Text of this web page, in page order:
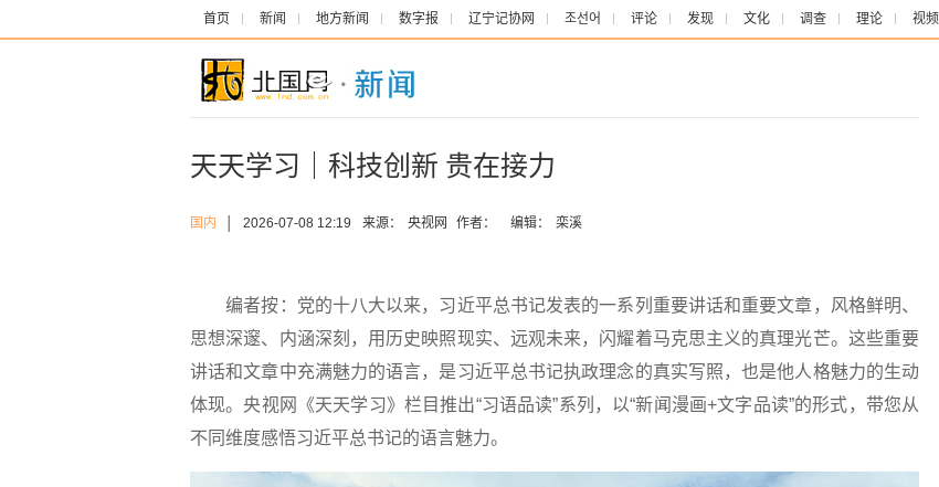
首页 新闻 地方新闻 数字报 辽宁记协网 조선어 评论 发现 文化 调查 理论 视频
天天学习｜科技创新 贵在接力
国内 2026-07-08 12:19 来源： 央视网 作者： 编辑： 栾溪
编者按：党的十八大以来，习近平总书记发表的一系列重要讲话和重要文章，风格鲜明、
思想深邃、内涵深刻，用历史映照现实、远观未来，闪耀着马克思主义的真理光芒。这些重要
讲话和文章中充满魅力的语言，是习近平总书记执政理念的真实写照，也是他人格魅力的生动
体现。央视网《天天学习》栏目推出“习语品读”系列，以“新闻漫画+文字品读”的形式，带您从
不同维度感悟习近平总书记的语言魅力。